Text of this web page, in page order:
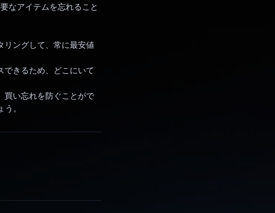
なアイテムを忘れること
リングして、常に最安値
できるため、どこにいて
買い忘れを防ぐことがで
。